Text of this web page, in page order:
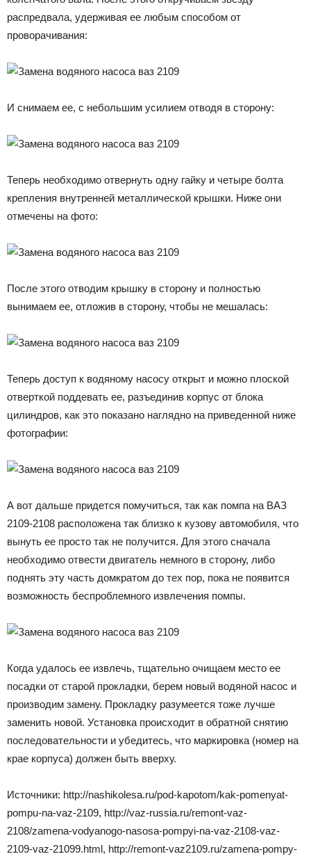
распредвала, удерживая ее любым способом от
проворачивания:
И снимаем ее, с небольшим усилием отводя в сторону:
Теперь необходимо отвернуть одну гайку и четыре болта
крепления внутренней металлической крышки. Ниже они
отмечены на фото:
После этого отводим крышку в сторону и полностью
вынимаем ее, отложив в сторону, чтобы не мешалась:
Теперь доступ к водяному насосу открыт и можно плоской
отверткой поддевать ее, разъединив корпус от блока
цилиндров, как это показано наглядно на приведенной ниже
фотографии:
А вот дальше придется помучиться, так как помпа на ВАЗ
2109-2108 расположена так близко к кузову автомобиля, что
вынуть ее просто так не получится. Для этого сначала
необходимо отвести двигатель немного в сторону, либо
поднять эту часть домкратом до тех пор, пока не появится
возможность беспроблемного извлечения помпы.
Когда удалось ее извлечь, тщательно очищаем место ее
посадки от старой прокладки, берем новый водяной насос и
производим замену. Прокладку разумеется тоже лучше
заменить новой. Установка происходит в обратной снятию
последовательности и убедитесь, что маркировка (номер на
крае корпуса) должен быть вверху.
Источники: http://nashikolesa.ru/pod-kapotom/kak-pomenyat-
pompu-na-vaz-2109, http://vaz-russia.ru/remont-vaz-
2108/zamena-vodyanogo-nasosa-pompyi-na-vaz-2108-vaz-
2109-vaz-21099.html, http://remont-vaz2109.ru/zamena-pompy-